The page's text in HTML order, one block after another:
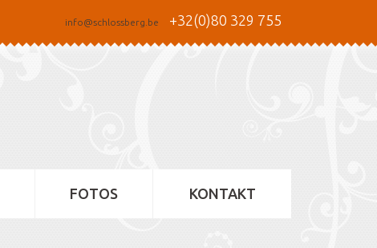
info@schlossberg.be +32(0)80 329 755
FOTOS KONTAKT